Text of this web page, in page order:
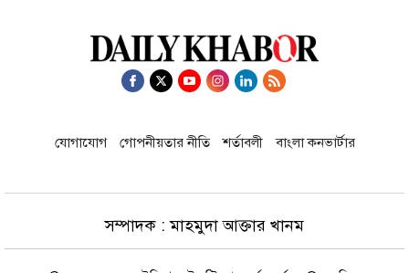
হরমুজ প্রণালি খুলতে মার্কিন যুক্তরাষ্ট্রকে
ইরান যুদ্ধে মজুত কমে যাওয়ায় অস্ত্র
উৎপাদন বাড়ানোর উদ্যোগ মার্কিন
যোগাযোগ গোপনীয়তার নীতি শর্তাবলী বাংলা কনভার্টার
সম্পাদক : মাহমুদা আক্তার খানম